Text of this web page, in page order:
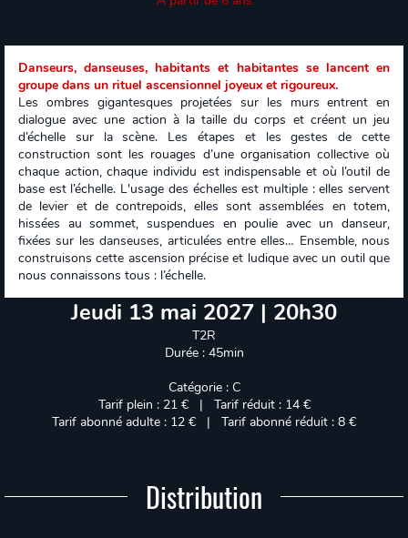
Danseurs, danseuses, habitants et habitantes se lancent en
groupe dans un rituel ascensionnel joyeux et rigoureux.
Les ombres gigantesques projetées sur les murs entrent en
dialogue avec une action à la taille du corps et créent un jeu
d’échelle sur la scène. Les étapes et les gestes de cette
construction sont les rouages d’une organisation collective où
chaque action, chaque individu est indispensable et où l’outil de
base est l’échelle. L'usage des échelles est multiple : elles servent
de levier et de contrepoids, elles sont assemblées en totem,
hissées au sommet, suspendues en poulie avec un danseur,
fixées sur les danseuses, articulées entre elles… Ensemble, nous
construisons cette ascension précise et ludique avec un outil que
nous connaissons tous : l’échelle.
Jeudi 13 mai 2027 | 20h30
T2R
Durée : 45min
Catégorie : C
Tarif plein : 21 € | Tarif réduit : 14 €
Tarif abonné adulte : 12 € | Tarif abonné réduit : 8 €
Distribution